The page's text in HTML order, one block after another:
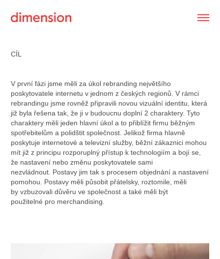
CÍL
V první fázi jsme měli za úkol rebranding největšího
poskytovatele internetu v jednom z českých regionů. V rámci
rebrandingu jsme rovněž připravili novou vizuální identitu, která
již byla řešena tak, že ji v budoucnu doplní 2 charaktery. Tyto
charaktery měli jeden hlavní úkol a to přiblížit firmu běžným
spotřebitelům a polidštit společnost. Jelikož firma hlavně
poskytuje internetové a televizní služby, běžní zákaznici mohou
mít již z principu rozporuplný přístup k technologiím a bojí se,
že nastavení nebo změnu poskytovatele sami
nezvládnout. Postavy jim tak s procesem objednání a nastavení
pomohou. Postavy měli působit přátelsky, roztomile, měli
by vzbuzovali důvěru ve společnost a také měli být
použitelné pro merchandising.